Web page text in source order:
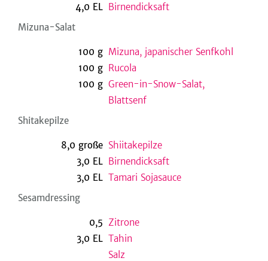
4,0 EL Birnendicksaft
Mizuna-Salat
100 g Mizuna, japanischer Senfkohl
100 g Rucola
100 g Green-in-Snow-Salat,
Blattsenf
Shitakepilze
8,0 große Shiitakepilze
3,0 EL Birnendicksaft
3,0 EL Tamari Sojasauce
Sesamdressing
0,5 Zitrone
3,0 EL Tahin
Salz